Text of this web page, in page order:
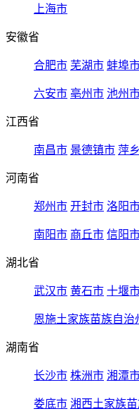
上海市
安徽省
合肥市 芜湖市 蚌埠
六安市 亳州市 池州
江西省
南昌市 景德镇市 萍
河南省
郑州市 开封市 洛阳
南阳市 商丘市 信阳
湖北省
武汉市 黄石市 十堰
恩施土家族苗族自治
湖南省
长沙市 株洲市 湘潭
娄底市 湘西土家族